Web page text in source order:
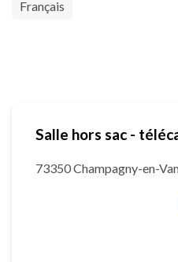
Français
Salle hors sac -
73350 Champagny-en-